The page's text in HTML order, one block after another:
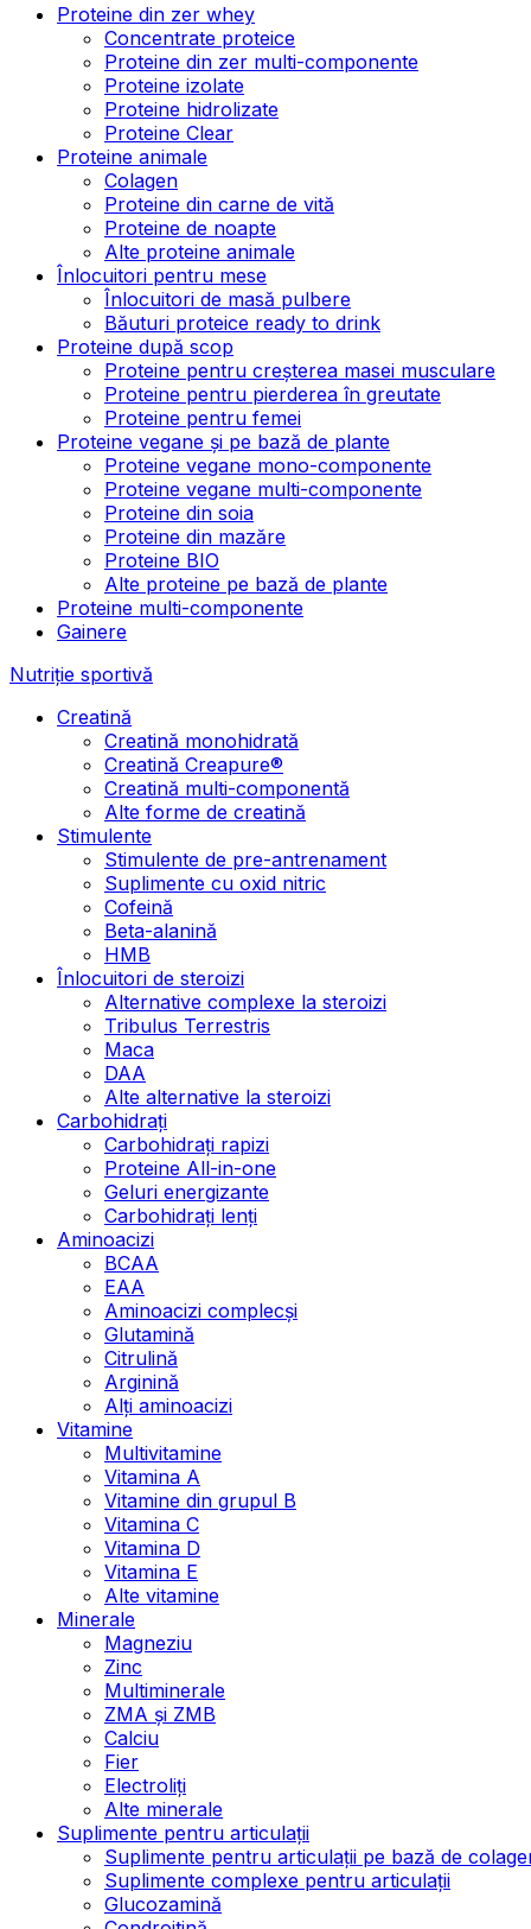
Proteine din zer whey
Concentrate proteice
Proteine din zer multi-componente
Proteine izolate
Proteine hidrolizate
Proteine Clear
Proteine animale
Colagen
Proteine din carne de vită
Proteine de noapte
Alte proteine animale
Înlocuitori pentru mese
Înlocuitori de masă pulbere
Băuturi proteice ready to drink
Proteine după scop
Proteine pentru creșterea masei musculare
Proteine pentru pierderea în greutate
Proteine pentru femei
Proteine vegane și pe bază de plante
Proteine vegane mono-componente
Proteine vegane multi-componente
Proteine din soia
Proteine din mazăre
Proteine BIO
Alte proteine pe bază de plante
Proteine multi-componente
Gainere
Nutriție sportivă
Creatină
Creatină monohidrată
Creatină Creapure®
Creatină multi-componentă
Alte forme de creatină
Stimulente
Stimulente de pre-antrenament
Suplimente cu oxid nitric
Cofeină
Beta-alanină
HMB
Înlocuitori de steroizi
Alternative complexe la steroizi
Tribulus Terrestris
Maca
DAA
Alte alternative la steroizi
Carbohidrați
Carbohidrați rapizi
Proteine All-in-one
Geluri energizante
Carbohidrați lenți
Aminoacizi
BCAA
EAA
Aminoacizi complecși
Glutamină
Citrulină
Arginină
Alți aminoacizi
Vitamine
Multivitamine
Vitamina A
Vitamine din grupul B
Vitamina C
Vitamina D
Vitamina E
Alte vitamine
Minerale
Magneziu
Zinc
Multiminerale
ZMA și ZMB
Calciu
Fier
Electroliți
Alte minerale
Suplimente pentru articulații
Suplimente pentru articulații pe bază de
Suplimente complexe pentru articulații
Glucozamină